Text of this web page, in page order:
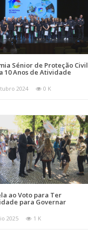
Sénior de Proteção Civil
10 Anos de Atividade
2024 0 K
ao Voto para Ter
para Governar
2025 1 K